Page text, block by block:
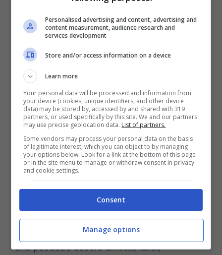
complicato, maTareha avuto rassicurazioni
avrebbero parlato per fare un ultimo
chiarimento.
In quella circostanza ilMilan farà un’ultima
offerta al giocatore. Verosimilmente, la
società rossonera dovrebbe proporre un
contratto di circa
per cinque annipiù vari bonus a
prestazione che potrebbero farlievitare lo
stipendio fino a 6 milioni. Il Milan sa bene
che potrebbe essere arrivato tardi,
Personalised advertising and content, advertising and
content measurement, audience research and
services development
Store and/or access information on a device
Learn more
Your personal data will be processed and information from
your device (cookies, unique identifiers, and other device
data) may be stored by, accessed by and shared with 319
partners, or used specifically by this site. We and our partners
may use precise geolocation data. List of partners.
Some vendors may process your personal data on the basis
of legitimate interest, which you can object to by managing
your options below. Look for a link at the bottom of this page
or in the site menu to manage or withdraw consent in privacy
and cookie settings.
Consent
Manage options